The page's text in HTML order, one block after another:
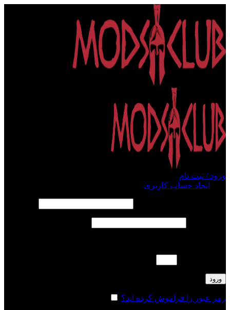
ورود / ثبت نام
ایجاد حساب کاربری
ورود
رمز عبور را فراموش کرده اید؟